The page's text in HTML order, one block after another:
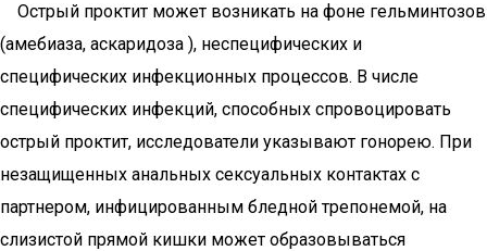
Острый проктит может возникать на фоне гельминтозов
(амебиаза, аскаридоза ), неспецифических и
специфических инфекционных процессов. В числе
специфических инфекций, способных спровоцировать
острый проктит, исследователи указывают гонорею. При
незащищенных анальных сексуальных контактах с
партнером, инфицированным бледной трепонемой, на
слизистой прямой кишки может образовываться